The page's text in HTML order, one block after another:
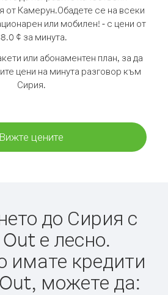
от Камерун.Обадете се на всеки
или мобилен! - с цени от
¢ за минута.
или абонаментен план, за да
цени на минута разговор към
Сирия.
Вижте цените
до Сирия с
е лесно.
имате кредити
можете да: